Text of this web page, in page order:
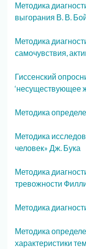
Методика
выгорания В. В.
Методика
самочувствия,
Гиссенский
‘несуществующее
Методика
Методика
человек» Дж. Бука
Методика
тревожности
Методика
Методика
характеристики